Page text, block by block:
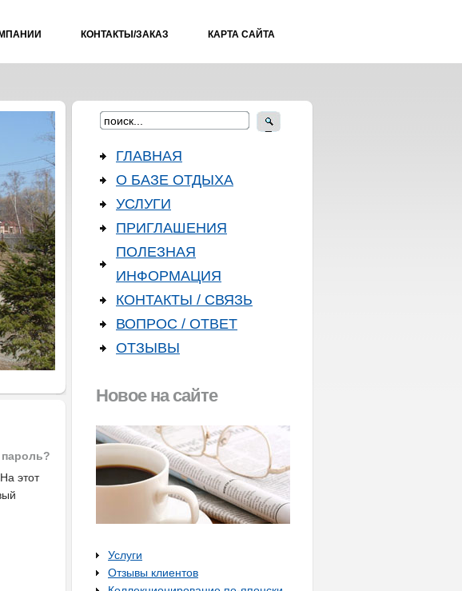
КОНТАКТЫ/ЗАКАЗ КАРТА САЙТА
этот
ГЛАВНАЯ
О БАЗЕ ОТДЫХА
УСЛУГИ
ПРИГЛАШЕНИЯ
ПОЛЕЗНАЯ
ИНФОРМАЦИЯ
КОНТАКТЫ / СВЯЗЬ
ВОПРОС / ОТВЕТ
ОТЗЫВЫ
Новое на сайте
Услуги
Отзывы клиентов